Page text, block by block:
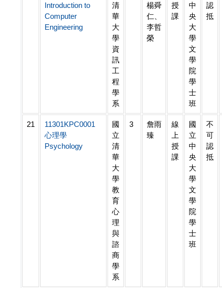
Introduction to
Computer
Engineering
清
華
大
學
資
訊
工
程
學
系
楊舜
仁、
李哲
榮
授
課
中
央
大
學
文
學
院
學
士
班
認
抵
21
11301KPC0001
心理學
Psychology
國
立
清
華
大
學
教
育
心
理
與
諮
商
學
系
3
詹雨
臻
線
上
授
課
國
立
中
央
大
學
文
學
院
學
士
班
不
可
認
抵